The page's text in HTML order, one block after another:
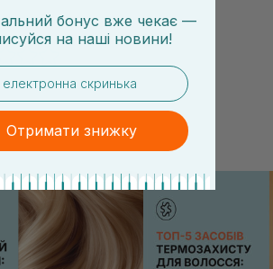
бонус вже чекає —
на наші новини!
Отримати знижку